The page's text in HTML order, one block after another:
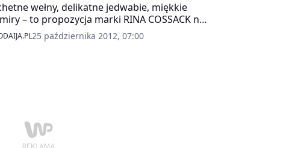
wełny, delikatne jedwabie, miękkie
– to propozycja marki RINA COSSACK na
AW 2012/2013.
25 października 2012, 07:00